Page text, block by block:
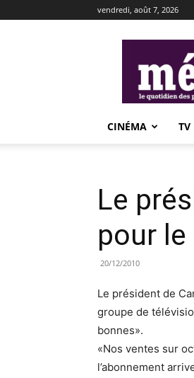
vendredi, août 7, 2026
CINÉMA TV
Le
pour
20/12/2010
Le président de
groupe de
bonnes».
«Nos ventes sur
l’abonnement